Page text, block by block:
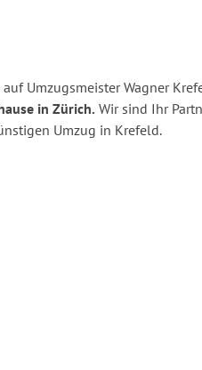
auf Umzugsmeister Wagner
in Zürich. Wir sind Ihr
Umzug in Krefeld.